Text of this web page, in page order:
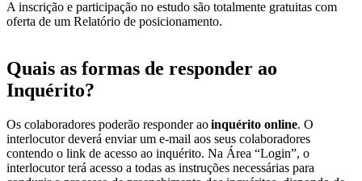
A inscrição e participação no estudo são totalmente gratuitas com
oferta de um Relatório de posicionamento.
Quais as formas de responder ao
Inquérito?
Os colaboradores poderão responder aoinquérito online. O
interlocutor deverá enviar um e-mail aos seus colaboradores
contendo o link de acesso ao inquérito. Na Área “Login”, o
interlocutor terá acesso a todas as instruções necessárias para